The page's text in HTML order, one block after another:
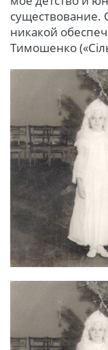
существование.
никакой
Тимошенко